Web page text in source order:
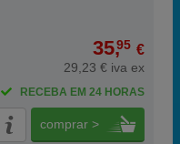
35,95 €
29,23 € iva ex
RECEBA EM 24 HORAS
comprar >